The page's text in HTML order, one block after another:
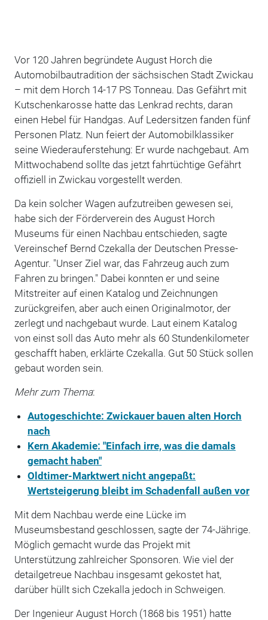
Vor 120 Jahren begründete August Horch die
Automobilbautradition der sächsischen Stadt Zwickau
– mit dem Horch 14-17 PS Tonneau. Das Gefährt mit
Kutschenkarosse hatte das Lenkrad rechts, daran
einen Hebel für Handgas. Auf Ledersitzen fanden fünf
Personen Platz. Nun feiert der Automobilklassiker
seine Wiederauferstehung: Er wurde nachgebaut. Am
Mittwochabend sollte das jetzt fahrtüchtige Gefährt
offiziell in Zwickau vorgestellt werden.
Da kein solcher Wagen aufzutreiben gewesen sei,
habe sich der Förderverein des August Horch
Museums für einen Nachbau entschieden, sagte
Vereinschef Bernd Czekalla der Deutschen Presse-
Agentur. "Unser Ziel war, das Fahrzeug auch zum
Fahren zu bringen." Dabei konnten er und seine
Mitstreiter auf einen Katalog und Zeichnungen
zurückgreifen, aber auch einen Originalmotor, der
zerlegt und nachgebaut wurde. Laut einem Katalog
von einst soll das Auto mehr als 60 Stundenkilometer
geschafft haben, erklärte Czekalla. Gut 50 Stück sollen
gebaut worden sein.
Mehr zum Thema:
Autogeschichte: Zwickauer bauen alten Horch
nach
Kern Akademie: "Einfach irre, was die damals
gemacht haben"
Oldtimer-Marktwert nicht angepaßt:
Wertsteigerung bleibt im Schadenfall außen vor
Mit dem Nachbau werde eine Lücke im
Museumsbestand geschlossen, sagte der 74-Jährige.
Möglich gemacht wurde das Projekt mit
Unterstützung zahlreicher Sponsoren. Wie viel der
detailgetreue Nachbau insgesamt gekostet hat,
darüber hüllt sich Czekalla jedoch in Schweigen.
Der Ingenieur August Horch (1868 bis 1951) hatte